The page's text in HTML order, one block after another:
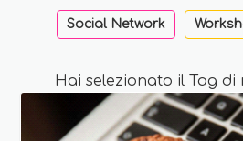
Social Network
Hai selezionato il Tag di